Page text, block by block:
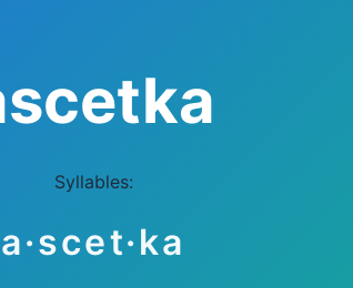
Syllables:
a·scet·ka